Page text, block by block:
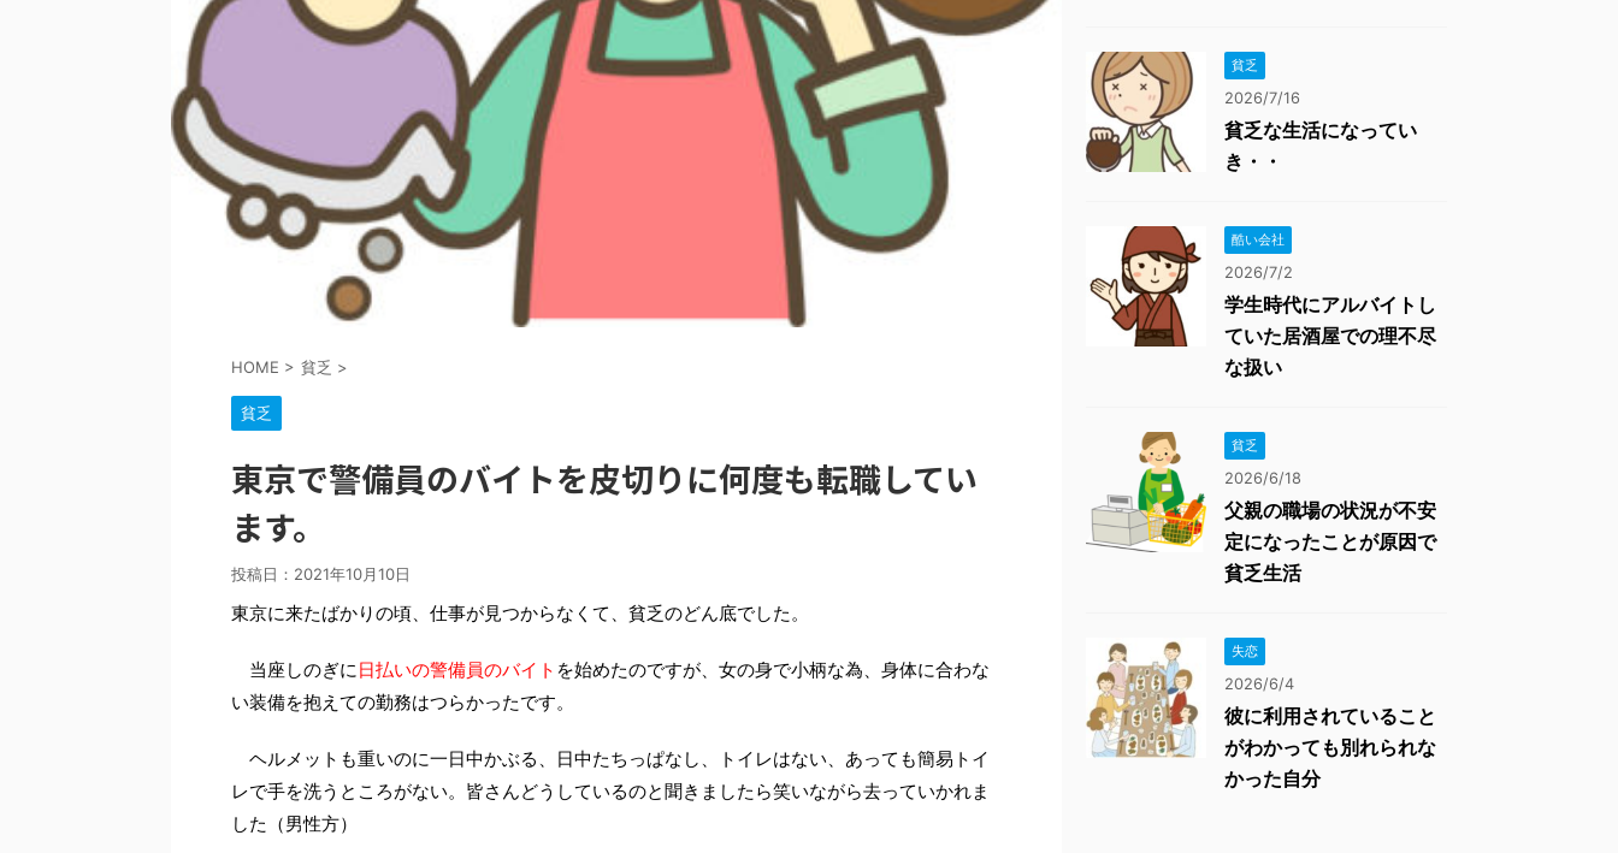
HOME > 貧乏 >
貧乏
東京で警備員のバイトを皮切りに何度も転職してい
ます。
投稿日： 2021年10月10日
東京に来たばかりの頃、仕事が見つからなくて、貧乏のどん底でした。
当座しのぎに 日払いの警備員のバイト を始めたのですが、女の身で小柄な為、身体に合わな
い装備を抱えての勤務はつらかったです。
ヘルメットも重いのに一日中かぶる、日中たちっぱなし、トイレはない、あっても簡易トイ
レで手を洗うところがない。皆さんどうしているのと聞きましたら笑いながら去っていかれま
した（男性方）
貧乏
2026/7/16
貧乏な生活になってい
き・・
酷い会社
2026/7/2
学生時代にアルバイトし
ていた居酒屋での理不尽
な扱い
貧乏
2026/6/18
父親の職場の状況が不安
定になったことが原因で
貧乏生活
失恋
2026/6/4
彼に利用されていること
がわかっても別れられな
かった自分